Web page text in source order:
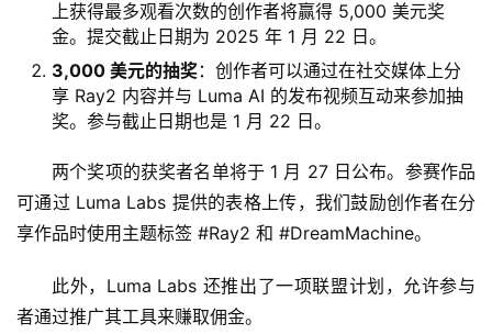
上获得最多观看次数的创作者将赢得 5,000 美元奖
金。提交截止日期为 2025 年 1 月 22 日。
3,000 美元的抽奖：创作者可以通过在社交媒体上分
享 Ray2 内容并与 Luma AI 的发布视频互动来参加抽
奖。参与截止日期也是 1 月 22 日。
两个奖项的获奖者名单将于 1 月 27 日公布。参赛作品
可通过 Luma Labs 提供的表格上传，我们鼓励创作者在分
享作品时使用主题标签 #Ray2 和 #DreamMachine。
此外，Luma Labs 还推出了一项联盟计划，允许参与
者通过推广其工具来赚取佣金。